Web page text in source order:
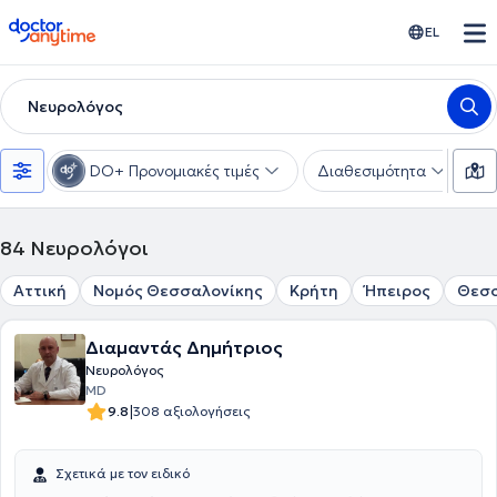
doctoranytime EL
Νευρολόγος
DO+ Προνομιακές τιμές Διαθεσιμότητα
84 Νευρολόγοι
Αττική Νομός Θεσσαλονίκης Κρήτη Ήπειρος
Διαμαντάς Δημήτριος
Νευρολόγος
MD
9.8|308 αξιολογήσεις
Σχετικά με τον ειδικό